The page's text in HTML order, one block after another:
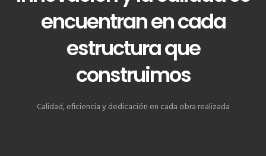
encuentran en cada
estructura que
construimos
Calidad, eficiencia y dedicación en cada obra realizada